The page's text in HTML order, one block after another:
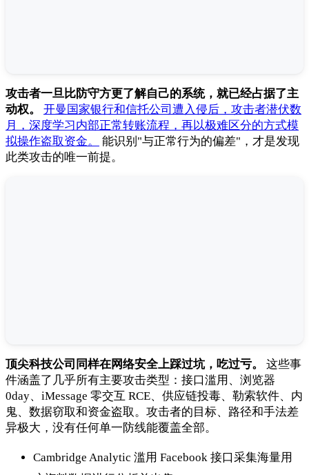
攻击者一旦比防守方更了解自己的系统，就已经占据了主
动权。
开曼国家银行和信托公司遭入侵后，攻击者潜伏数
月，深度学习内部正常转账流程，再以极难区分的方式模
拟操作盗取资金。
能识别"与正常行为的偏差"，才是发现
此类攻击的唯一前提。
顶尖科技公司同样在网络安全上踩过坑，吃过亏。
这些事
件涵盖了几乎所有主要攻击类型：接口滥用、浏览器
0day、iMessage 零交互 RCE、供应链投毒、勒索软件、内
鬼、数据窃取和资金盗取。攻击者的目标、路径和手法差
异极大，没有任何单一防线能覆盖全部。
Cambridge Analytic 滥用 Facebook 接口采集海量用